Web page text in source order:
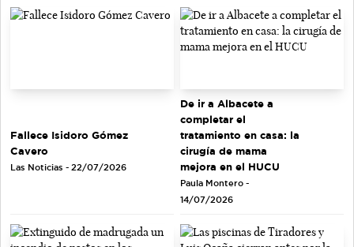
Fallece Isidoro Gómez
Cavero
Las Noticias - 22/07/2026
De ir a Albacete a
completar el
tratamiento en casa: la
cirugía de mama
mejora en el HUCU
Paula Montero -
14/07/2026